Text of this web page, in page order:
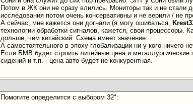
Потом в ЖК они не сразу влились. Мониторы так и не стали
исследования потом очень консервативны и не верили / не
А сейчас, мне кажется они догнали (я могу ошибаться,
технологии обработки сигналов, кажется, свои процессоры.
дольше, чем китайский. Схема имеет значение.
А самостоятельного в эпоху глобализации ни у кого ничего
Если БМВ будет строить литейные цена и
сидений и т.п. - цена авто будет не конкурентная.
Помогите определится с выбором 32":